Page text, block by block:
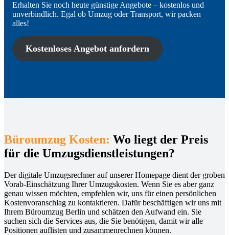
Erhalten Sie noch heute günstige Angebote – kostenlos und
unverbindlich. Egal ob Umzug oder Transport, wir packen
alles!
Kostenloses Angebot anfordern
Büroumzug Kosten: Wo liegt der Preis
für die Umzugsdienstleistungen?
Der digitale Umzugsrechner auf unserer Homepage dient der groben
Vorab-Einschätzung Ihrer Umzugskosten. Wenn Sie es aber ganz
genau wissen möchten, empfehlen wir, uns für einen persönlichen
Kostenvoranschlag zu kontaktieren. Dafür beschäftigen wir uns mit
Ihrem Büroumzug Berlin und schätzen den Aufwand ein. Sie
suchen sich die Services aus, die Sie benötigen, damit wir alle
Positionen auflisten und zusammenrechnen können.